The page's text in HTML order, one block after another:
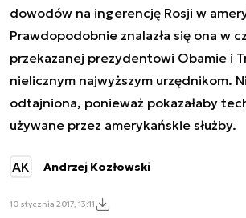
dowodów na ingerencję Rosji w
Prawdopodobnie znalazła się ona w
przekazanej prezydentowi Obamie i
nielicznym najwyższym urzędnikom.
odtajniona, ponieważ pokazałaby
używane przez amerykańskie służby.
AK Andrzej Kozłowski
10 stycznia 2017, 13:11